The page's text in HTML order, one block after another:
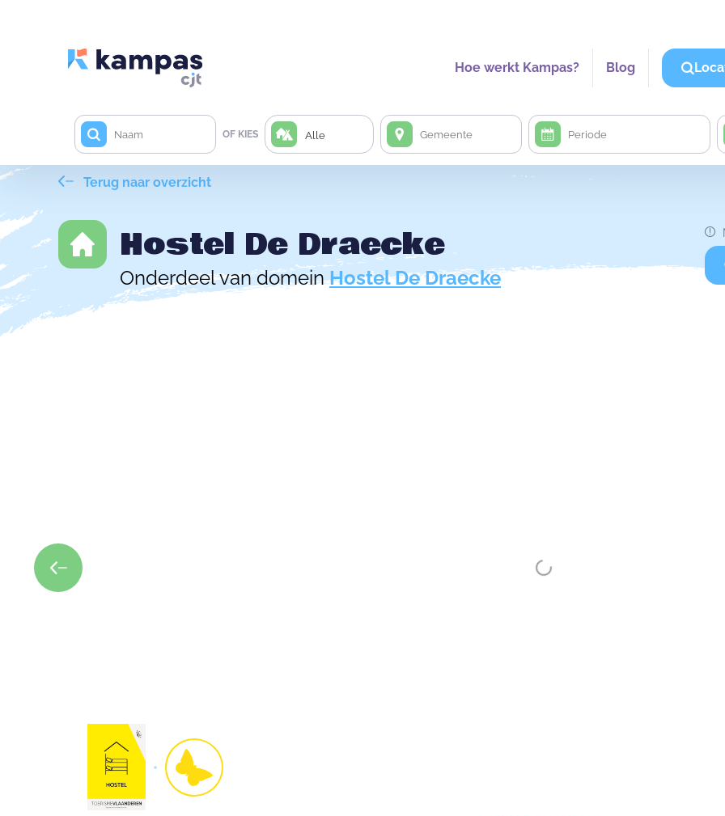
Hoe werkt Kampas? Blog
OF KIES Alle
Terug naar overzicht
Hostel De Draecke
Onderdeel van domeinHostel De Draecke